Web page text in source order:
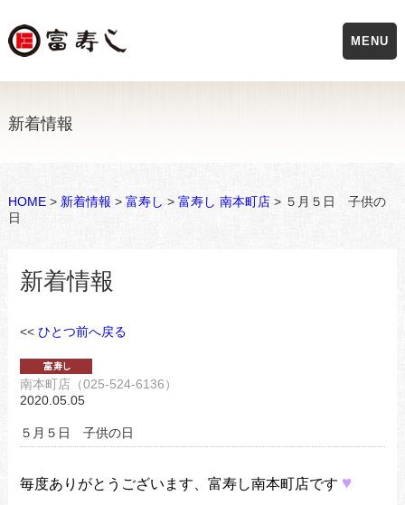
新着情報
HOME> 新着情報 > 富寿し > 富寿し 南本町店> ５月５日 子供の
日
新着情報
<< ひとつ前へ戻る
南本町店（025-524-6136）
2020.05.05
５月５日 子供の日
毎度ありがとうございます、富寿し南本町店です ♥
MENU